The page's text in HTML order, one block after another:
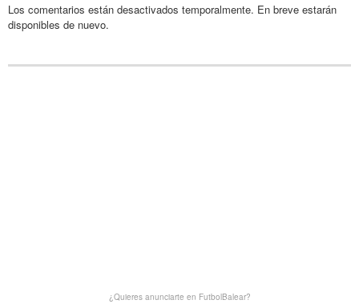
Los comentarios están desactivados temporalmente. En breve estarán
disponibles de nuevo.
¿Quieres anunciarte en FutbolBalear?